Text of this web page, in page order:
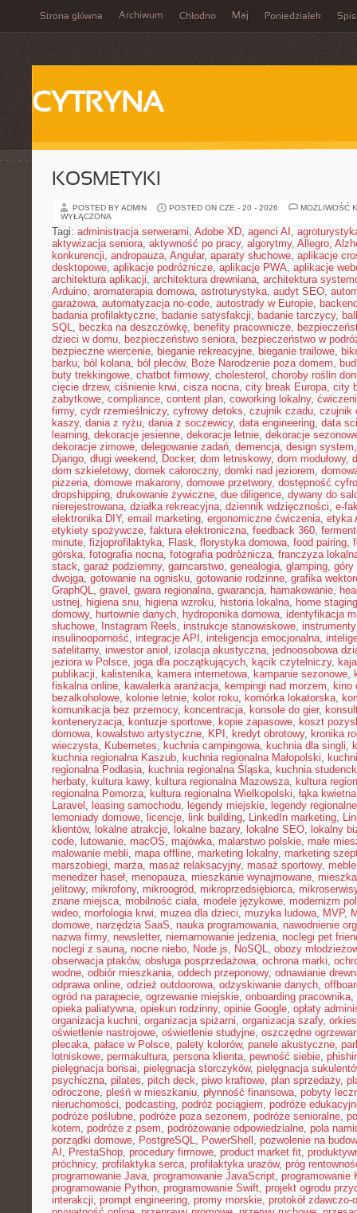
Strona główna Archiwum Chłodno Maj Poniedziałek Spis
CYTRYNA
KOSMETYKI
POSTED BY ADMIN POSTED ON CZE - 20 - 2026
MOŻLIWOŚĆ
WYŁĄCZONA
Tagi: administracja serwerami, Adobe XD, agenci AI ,
aktywizacja seniora, aktywność po pracy, algorytmy, Allegro,
konkurencji, andropauza, Angular, aparaty słuchowe, aplikacje
desktopowe, aplikacje podróżnicze, aplikacje PWA, aplikacje
architektura aplikacji, architektura drewniana, architektura
Arduino, aromaterapia domowa, astroturystyka, audyt SEO,
garażowa, automatyzacja no-code, autostrady w Europie,
badania profilaktyczne, badanie satysfakcji, badanie tarczycy,
SQL, beczka na deszczówkę, benefity pracownicze,
dzieci w domu, bezpieczeństwo seniora, bezpieczeństwo w
bezpieczne wiercenie, bieganie rekreacyjne, bieganie trailowe,
barku, ból kolana, ból pleców, Boże Narodzenie poza domem,
buty trekkingowe, chatbot firmowy, cholesterol , choroby roślin
cięcie drzew, ciśnienie krwi, cisza nocna, city break Europa, city
zabytkowe, compliance, content plan, coworking lokalny,
firmy, cydr rzemieślniczy, cyfrowy detoks, czujnik czadu, czujnik
kaszy, dania z ryżu, dania z soczewicy, data engineering, data
learning, dekoracje jesienne, dekoracje letnie, dekoracje
dekoracje zimowe, delegowanie zadań, demencja, design system
Django, długi weekend, Docker, dom letniskowy, dom modułowy,
dom szkieletowy, domek całoroczny, domki nad jeziorem,
pizzeria, domowe makarony, domowe przetwory, dostępność
dropshipping, drukowanie żywiczne, due diligence, dywany do
nierejestrowana, działka rekreacyjna, dziennik wdzięczności, e-
elektronika DIY, email marketing, ergonomiczne ćwiczenia, etyka
etykiety spożywcze, faktura elektroniczna, feedback 360,
minute, fizjoprofilaktyka, Flask, florystyka domowa, food pairing,
górska, fotografia nocna, fotografia podróżnicza, franczyza
stack, garaż podziemny, garncarstwo, genealogia, glamping, góry
dwojga, gotowanie na ognisku, gotowanie rodzinne, grafika
GraphQL, gravel , gwara regionalna, gwarancja, hamakowanie,
ustnej, higiena snu, higiena wzroku, historia lokalna, home staging
domowy, hurtownie danych, hydroponika domowa, identyfikacja
słuchowe, Instagram Reels, instrukcje stanowiskowe,
insulinooporność, integracje API , inteligencja emocjonalna,
satelitarny, inwestor anioł, izolacja akustyczna, jednoosobowa
jeziora w Polsce, joga dla początkujących, kącik czytelniczy,
publikacji, kalistenika, kamera internetowa, kampanie sezonowe,
fiskalna online, kawalerka aranżacja, kempingi nad morzem, kino
bezalkoholowe, kolonie letnie, kolor roku, komórka lokatorska,
komunikacja bez przemocy, koncentracja, konsole do gier,
konteneryzacja, kontuzje sportowe, kopie zapasowe, koszt
domowa, kowalstwo artystyczne, KPI , kredyt obrotowy, kronika
wieczysta, Kubernetes, kuchnia campingowa, kuchnia dla singli,
kuchnia regionalna Kaszub, kuchnia regionalna Małopolski,
regionalna Podlasia, kuchnia regionalna Śląska, kuchnia
herbaty, kultura kawy, kultura regionalna Mazowsza, kultura
regionalna Pomorza, kultura regionalna Wielkopolski, łąka kwietna
Laravel , leasing samochodu, legendy miejskie, legendy regionalne
lemoniady domowe, licencje, link building, LinkedIn marketing,
klientów, lokalne atrakcje, lokalne bazary, lokalne SEO, lokalny
code, lutowanie, macOS, majówka, malarstwo polskie, małe
malowanie mebli, mapa offline, marketing lokalny, marketing
marszobiegi, marża, masaż relaksacyjny, masaż sportowy,
menedżer haseł, menopauza, mieszkanie wynajmowane,
jelitowy, mikrofony, mikroogród, mikroprzedsiębiorca,
znane miejsca, mobilność ciała, modele językowe, modernizm
wideo, morfologia krwi, muzea dla dzieci, muzyka ludowa, MVP,
domowe, narzędzia SaaS, nauka programowania, nawodnienie
nazwa firmy, newsletter, niemarnowanie jedzenia, noclegi pet
noclegi z sauną, nocne niebo, Node.js, NoSQL, obozy
obserwacja ptaków, obsługa posprzedażowa, ochrona marki,
wodne, odbiór mieszkania, oddech przeponowy, odnawianie
odprawa online, odzież outdoorowa, odzyskiwanie danych,
ogród na parapecie, ogrzewanie miejskie, onboarding pracownika,
opieka paliatywna, opiekun rodzinny, opinie Google, opłaty
organizacja kuchni, organizacja spiżarni, organizacja szafy,
oświetlenie nastrojowe, oświetlenie studyjne, oszczędne
plecaka, pałace w Polsce, palety kolorów, panele akustyczne,
lotniskowe, permakultura, persona klienta, pewność siebie,
pielęgnacja bonsai, pielęgnacja storczyków, pielęgnacja
psychiczna, pilates, pitch deck, piwo kraftowe, plan sprzedaży,
odroczone, pleśń w mieszkaniu, płynność finansowa, pobyty
nieruchomości, podcasting, podróż pociągiem, podróże
podróże poślubne, podróże poza sezonem, podróże senioralne,
kotem, podróże z psem, podróżowanie odpowiedzialne, pola
porządki domowe, PostgreSQL, PowerShell , pozwolenie na
AI , PrestaShop, procedury firmowe, product market fit,
próchnicy, profilaktyka serca, profilaktyka urazów, próg
programowanie Java, programowanie JavaScript, programowanie
programowanie Python, programowanie Swift, projekt ogrodu
interakcji, prompt engineering, promy morskie, protokół zdawczo-